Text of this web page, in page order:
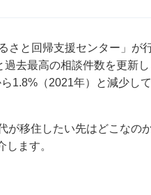
さと回帰支援センター」が
去最高の相談件数を更新
1.8%（2021年）と減少して
が移住したい先はどこなの
します。